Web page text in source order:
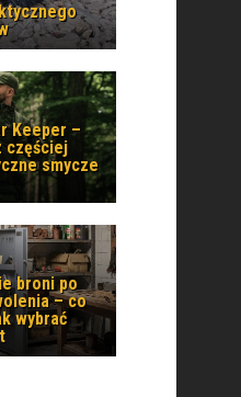
Keeper –
częściej
smycze
broni po
– co
wybrać